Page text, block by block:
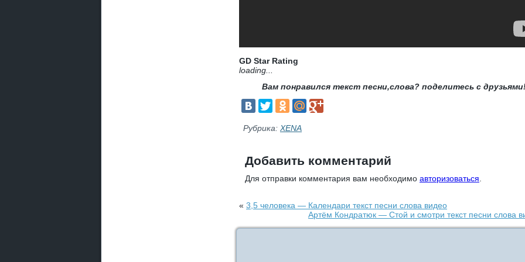
GD Star Rating
loading...
Вам понравился текст песни,слова? поделитесь с
Рубрика: XENA
Добавить комментарий
Для отправки комментария вам необходимо авторизоваться
« 3,5 человека — Календари текст песни слова видео
Артём Кондратюк — Стой и смотри текст песни слова